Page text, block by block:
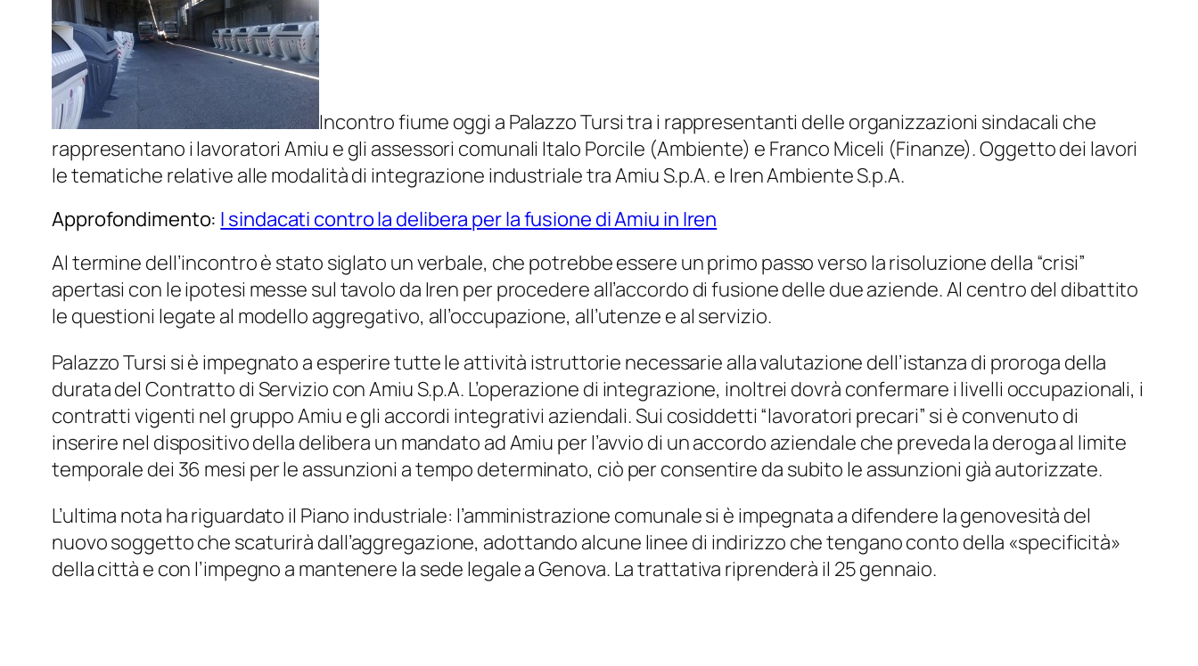
Incontro fiume oggi a Palazzo Tursi tra i rappresentanti delle organizzazioni sindacali che
rappresentano i lavoratori Amiu e gli assessori comunali Italo Porcile (Ambiente) e Franco Miceli (Finanze). Oggetto dei lavori
le tematiche relative alle modalità di integrazione industriale tra Amiu S.p.A. e Iren Ambiente S.p.A.
Approfondimento: I sindacati contro la delibera per la fusione di Amiu in Iren
Al termine dell’incontro è stato siglato un verbale, che potrebbe essere un primo passo verso la risoluzione della “crisi”
apertasi con le ipotesi messe sul tavolo da Iren per procedere all’accordo di fusione delle due aziende. Al centro del dibattito
le questioni legate al modello aggregativo, all’occupazione, all’utenze e al servizio.
Palazzo Tursi si è impegnato a esperire tutte le attività istruttorie necessarie alla valutazione dell’istanza di proroga della
durata del Contratto di Servizio con Amiu S.p.A. L’operazione di integrazione, inoltrei dovrà confermare i livelli occupazionali, i
contratti vigenti nel gruppo Amiu e gli accordi integrativi aziendali. Sui cosiddetti “lavoratori precari” si è convenuto di
inserire nel dispositivo della delibera un mandato ad Amiu per l’avvio di un accordo aziendale che preveda la deroga al limite
temporale dei 36 mesi per le assunzioni a tempo determinato, ciò per consentire da subito le assunzioni già autorizzate.
L’ultima nota ha riguardato il Piano industriale: l’amministrazione comunale si è impegnata a difendere lagenovesità del
nuovo soggetto che scaturirà dall’aggregazione, adottando alcune linee di indirizzo che tengano conto della «specificità»
della città e con l’impegno a mantenere la sede legale a Genova. La trattativa riprenderà il 25 gennaio.